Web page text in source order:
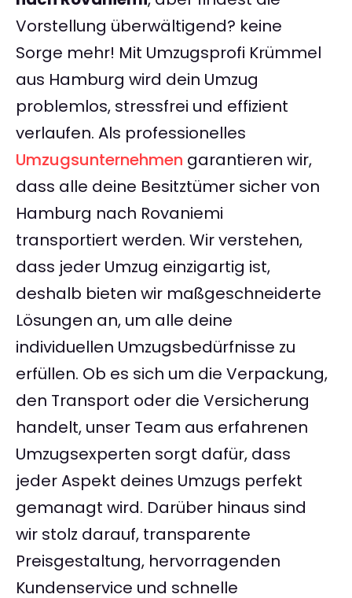
Vorstellung überwältigend? keine
Sorge mehr! Mit Umzugsprofi Krümmel
aus Hamburg wird dein Umzug
problemlos, stressfrei und effizient
verlaufen. Als professionelles
Umzugsunternehmen garantieren wir,
dass alle deine Besitztümer sicher von
Hamburg nach Rovaniemi
transportiert werden. Wir verstehen,
dass jeder Umzug einzigartig ist,
deshalb bieten wir maßgeschneiderte
Lösungen an, um alle deine
individuellen Umzugsbedürfnisse zu
erfüllen. Ob es sich um die Verpackung,
den Transport oder die Versicherung
handelt, unser Team aus erfahrenen
Umzugsexperten sorgt dafür, dass
jeder Aspekt deines Umzugs perfekt
gemanagt wird. Darüber hinaus sind
wir stolz darauf, transparente
Preisgestaltung, hervorragenden
Kundenservice und schnelle